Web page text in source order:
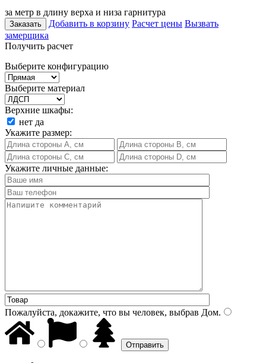
за метр в длину верха и низа гарнитура
Заказать Добавить в корзину Расчет цены Вызвать
замерщика
Получить расчет
Выберите конфигурацию
Выберите материал
Верхние шкафы:
нет да
Укажите размер:
Укажите личные данные:
Пожалуйста, докажите, что вы человек, выбрав Дом.